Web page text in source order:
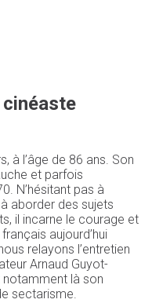
cinéaste
à l’âge de 86 ans. Son
et parfois
N’hésitant pas à
aborder des sujets
il incarne le courage et
aujourd’hui
relayons l’entretien
Arnaud Guyot-
notamment là son
sectarisme.